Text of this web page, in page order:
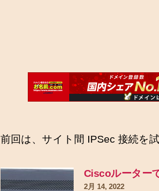
前回は、サイト間 IPSec 接続を
Ciscoルーター
2月 14, 2022